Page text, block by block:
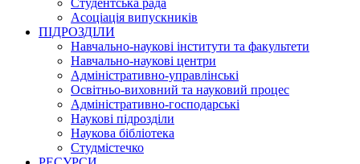
Асоціація випускників
ПІДРОЗДІЛИ
Навчально-наукові інститути та факультети
Навчально-наукові центри
Адміністративно-управлінські
Освітньо-виховний та науковий процес
Адміністративно-господарські
Наукові підрозділи
Наукова бібліотека
Студмістечко